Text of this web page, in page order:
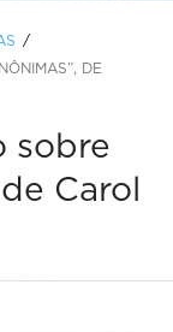
DE
sobre
Carol